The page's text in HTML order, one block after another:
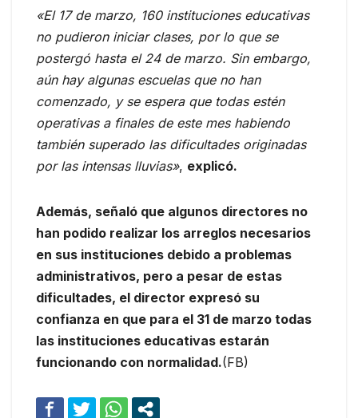
«El 17 de marzo, 160 instituciones educativas
no pudieron iniciar clases, por lo que se
postergó hasta el 24 de marzo. Sin embargo,
aún hay algunas escuelas que no han
comenzado, y se espera que todas estén
operativas a finales de este mes habiendo
también superado las dificultades originadas
por las intensas lluvias», explicó.
Además, señaló que algunos directores no
han podido realizar los arreglos necesarios
en sus instituciones debido a problemas
administrativos, pero a pesar de estas
dificultades, el director expresó su
confianza en que para el 31 de marzo todas
las instituciones educativas estarán
funcionando con normalidad.(FB)